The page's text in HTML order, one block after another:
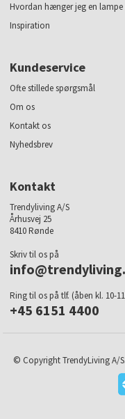
Hvordan hænger jeg en lampe
Inspiration
Kundeservice
Ofte stillede spørgsmål
Om os
Kontakt os
Nyhedsbrev
Kontakt
Trendyliving A/S
Århusvej 25
8410 Rønde
Skriv til os på
Ring til os på tlf. (åben kl. 10-
+45 6151 4400
© Copyright TrendyLiving A/